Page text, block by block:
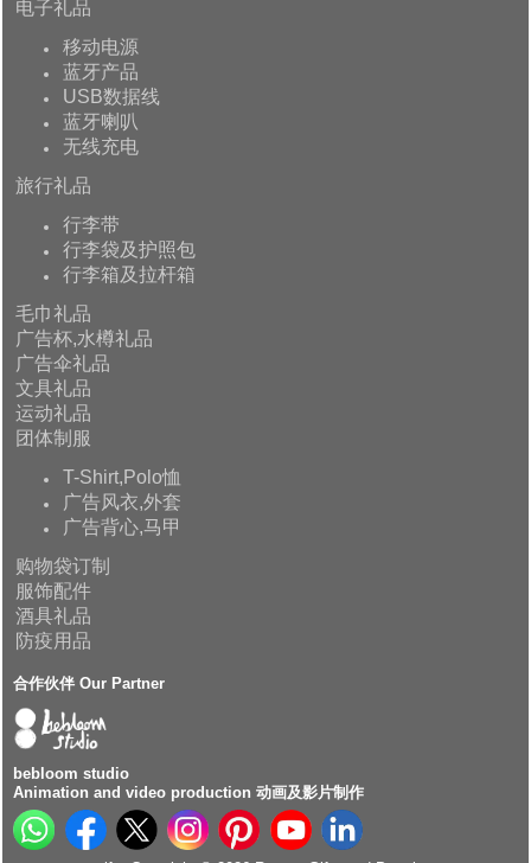
电子礼品
移动电源
蓝牙产品
USB数据线
蓝牙喇叭
无线充电
旅行礼品
行李带
行李袋及护照包
行李箱及拉杆箱
毛巾礼品
广告杯,水樽礼品
广告伞礼品
文具礼品
运动礼品
团体制服
T-Shirt,Polo恤
广告风衣,外套
广告背心,马甲
购物袋订制
服饰配件
酒具礼品
防疫用品
合作伙伴 Our Partner
bebloom studio
Animation and video production 动画及影片制作